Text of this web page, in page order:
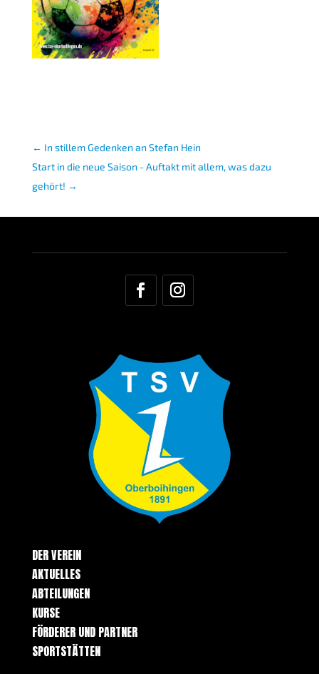
← In stillem Gedenken an Stefan Hein
Start in die neue Saison - Auftakt mit allem, was dazu
gehört! →
DER VEREIN
AKTUELLES
ABTEILUNGEN
KURSE
FÖRDERER UND PARTNER
SPORTSTÄTTEN